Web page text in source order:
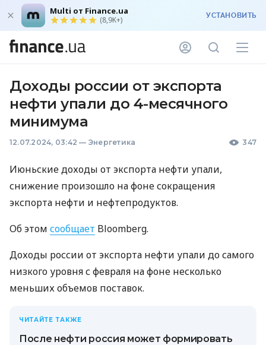
Multi от Finance.ua
(8,9K+) УСТАНОВИТЬ
Доходы россии от экспорта
нефти упали до 4-месячного
минимума
12.07.2024, 03:42 — Энергетика 347
Июньские доходы от экспорта нефти упали,
снижение произошло на фоне сокращения
экспорта нефти и нефтепродуктов.
Об этом сообщает Bloomberg.
Доходы россии от экспорта нефти упали до самого
низкого уровня с февраля на фоне несколько
меньших объемов поставок.
ЧИТАЙТЕ ТАКЖЕ
После нефти россия может формировать